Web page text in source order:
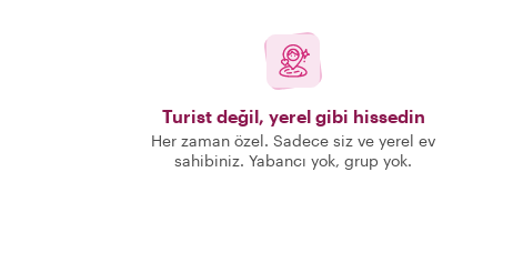
Turist değil, yerel gibi hissedin
Her zaman özel. Sadece siz ve yerel ev
sahibiniz. Yabancı yok, grup yok.